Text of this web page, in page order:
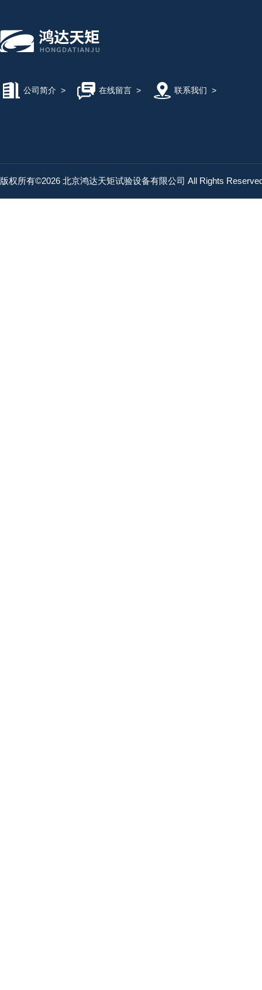
公司简介 > 在线留言> 联系我们 >
版权所有©2026 北京鸿达天矩试验设备有限公司 All Rights